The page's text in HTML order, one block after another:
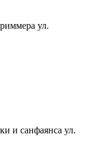
ул.
и санфаянса ул.